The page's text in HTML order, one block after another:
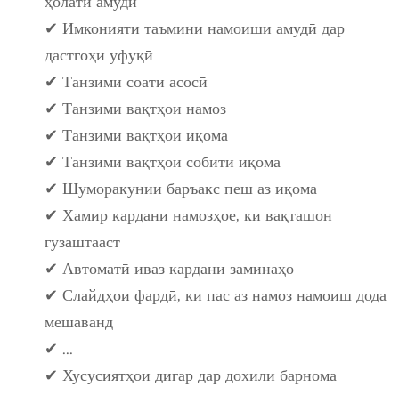
✔ Имконияти таъмини намоиши амудӣ дар
дастгоҳи уфуқӣ
✔ Танзими соати асосӣ
✔ Танзими вақтҳои намоз
✔ Танзими вақтҳои иқома
✔ Танзими вақтҳои собити иқома
✔ Шуморакунии баръакс пеш аз иқома
✔ Хамир кардани намозҳое, ки вақташон
гузаштааст
✔ Автоматӣ иваз кардани заминаҳо
✔ Слайдҳои фардӣ, ки пас аз намоз намоиш дода
мешаванд
✔ ...
✔ Хусусиятҳои дигар дар дохили барнома